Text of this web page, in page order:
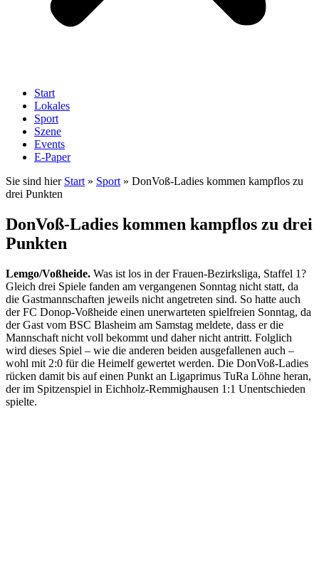
Start
Lokales
Sport
Szene
Events
E-Paper
Sie sind hier Start » Sport » DonVoß-Ladies kommen kampflos zu
drei Punkten
DonVoß-Ladies kommen kampflos zu drei
Punkten
Lemgo/Voßheide. Was ist los in der Frauen-Bezirksliga, Staffel 1?
Gleich drei Spiele fanden am vergangenen Sonntag nicht statt, da
die Gastmannschaften jeweils nicht angetreten sind. So hatte auch
der FC Donop-Voßheide einen unerwarteten spielfreien Sonntag, da
der Gast vom BSC Blasheim am Samstag meldete, dass er die
Mannschaft nicht voll bekommt und daher nicht antritt. Folglich
wird dieses Spiel – wie die anderen beiden ausgefallenen auch –
wohl mit 2:0 für die Heimelf gewertet werden. Die DonVoß-Ladies
rücken damit bis auf einen Punkt an Ligaprimus TuRa Löhne heran,
der im Spitzenspiel in Eichholz-Remmighausen 1:1 Unentschieden
spielte.